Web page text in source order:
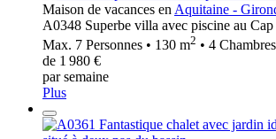
Maison de vacances en Aquitaine -
A0348 Superbe villa avec piscine au Cap
Max. 7 Personnes • 130 m2 • 4
de 1 980 €
par semaine
Plus